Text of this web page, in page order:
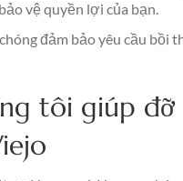
vệ quyền lợi của bạn.
đảm bảo yêu cầu
tôi giúp